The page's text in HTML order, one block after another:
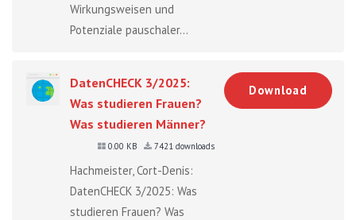
Wirkungsweisen und
Potenziale pauschaler...
DatenCHECK 3/2025:
Was studieren Frauen?
Was studieren Männer?
0.00 KB 7421 downloads
Hachmeister, Cort-Denis:
DatenCHECK 3/2025: Was
studieren Frauen? Was
Download